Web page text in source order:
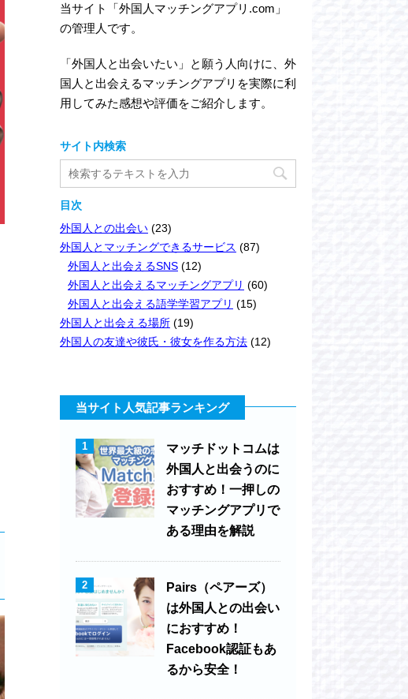
当サイト「外国人マッチングアプリ.com」
の管理人です。
「外国人と出会いたい」と願う人向けに、外
国人と出会えるマッチングアプリを実際に利
用してみた感想や評価をご紹介します。
サイト内検索
目次
外国人との出会い (23)
外国人とマッチングできるサービス (87)
外国人と出会えるSNS (12)
外国人と出会えるマッチングアプリ (60)
外国人と出会える語学学習アプリ (15)
外国人と出会える場所 (19)
外国人の友達や彼氏・彼女を作る方法 (12)
当サイト人気記事ランキング
1
マッチドットコムは
外国人と出会うのに
おすすめ！一押しの
マッチングアプリで
ある理由を解説
2
Pairs（ペアーズ）
は外国人との出会い
におすすめ！
Facebook認証もあ
るから安全！